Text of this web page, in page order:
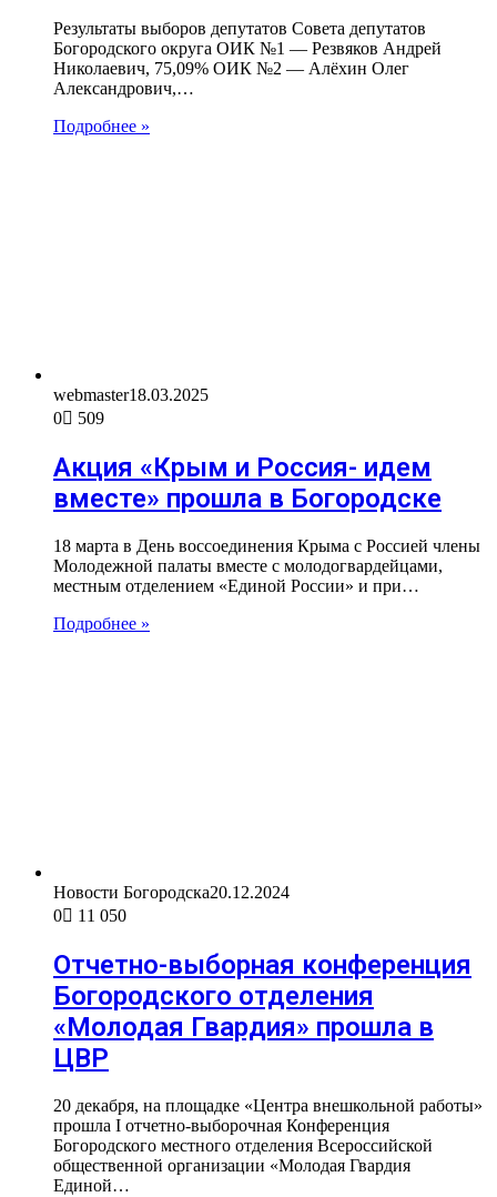
Результаты выборов депутатов Совета депутатов
Богородского округа ОИК №1 — Резвяков Андрей
Николаевич, 75,09% ОИК №2 — Алёхин Олег
Александрович,…
Подробнее »
webmaster18.03.2025
0
509
Акция «Крым и Россия- идем
вместе» прошла в Богородске
18 марта в День воссоединения Крыма с Россией члены
Молодежной палаты вместе с молодогвардейцами,
местным отделением «Единой России» и при…
Подробнее »
Новости Богородска20.12.2024
0
11 050
Отчетно-выборная конференция
Богородского отделения
«Молодая Гвардия» прошла в
ЦВР
20 декабря, на площадке «Центра внешкольной работы»
прошла I отчетно-выборочная Конференция
Богородского местного отделения Всероссийской
общественной организации «Молодая Гвардия
Единой…